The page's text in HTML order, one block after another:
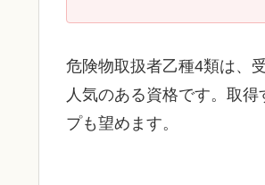
危険物取扱者乙種4類は、
人気のある資格です。取
プも望めます。